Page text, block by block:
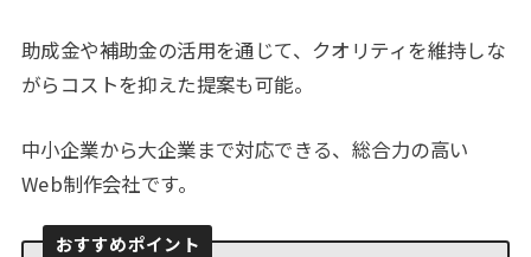
助成金や補助金の活用を通じて、クオリティを維持しな
がらコストを抑えた提案も可能。
中小企業から大企業まで対応できる、総合力の高い
Web制作会社です。
おすすめポイント